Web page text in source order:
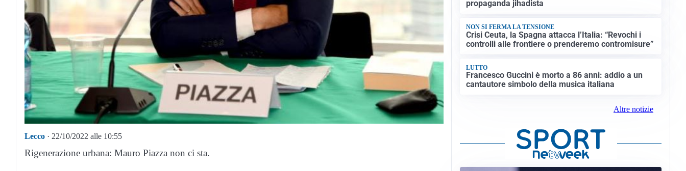
Lecco · 22/10/2022 alle 10:55
Rigenerazione urbana: Mauro Piazza non ci sta.
propaganda jihadista
NON SI FERMA LA TENSIONE
Crisi Ceuta, la Spagna attacca l’Italia: “Revochi i
controlli alle frontiere o prenderemo contromisure”
LUTTO
Francesco Guccini è morto a 86 anni: addio a un
cantautore simbolo della musica italiana
Altre notizie